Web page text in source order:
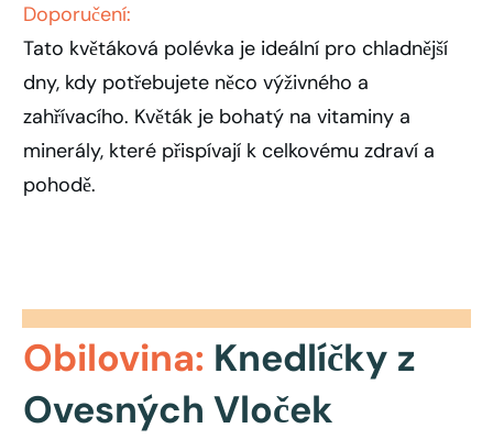
Doporučení:
Tato květáková polévka je ideální pro chladnější
dny, kdy potřebujete něco výživného a
zahřívacího. Květák je bohatý na vitaminy a
minerály, které přispívají k celkovému zdraví a
pohodě.
Obilovina: Knedlíčky z
Ovesných Vloček